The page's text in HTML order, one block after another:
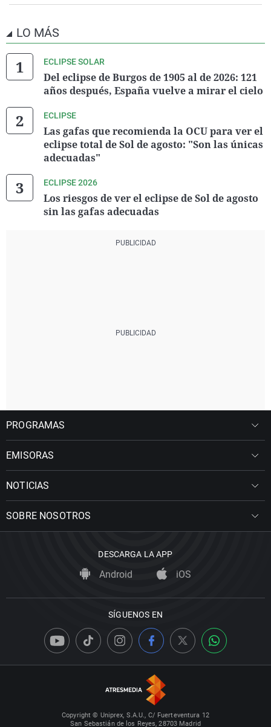
LO MÁS
ECLIPSE SOLAR
Del eclipse de Burgos de 1905 al de 2026: 121
años después, España vuelve a mirar el cielo
ECLIPSE
Las gafas que recomienda la OCU para ver el
eclipse total de Sol de agosto: "Son las únicas
adecuadas"
ECLIPSE 2026
Los riesgos de ver el eclipse de Sol de agosto
sin las gafas adecuadas
PROGRAMAS
EMISORAS
NOTICIAS
SOBRE NOSOTROS
DESCARGA LA APP
Android iOS
SÍGUENOS EN
Copyright © Uniprex, S.A.U., C/ Fuerteventura 12
San Sebastián de los Reyes, 28703 Madrid